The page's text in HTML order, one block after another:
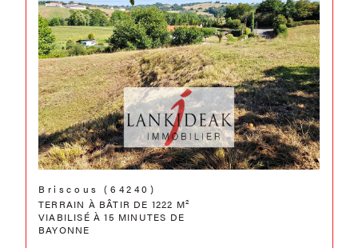
Briscous (64240)
TERRAIN À BÂTIR DE 1222 M²
VIABILISÉ À 15 MINUTES DE
BAYONNE